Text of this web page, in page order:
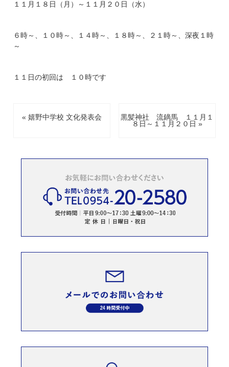
１１月１８日（月）～１１月２０日（水）
６時～、１０時～、１４時～、１８時～、２１時～、深夜１時
～
１１日の初回は １０時です
« 嬉野中学校 文化発表会
黒髪神社 流鏑馬 １１月１
８日～１１月２０日 »